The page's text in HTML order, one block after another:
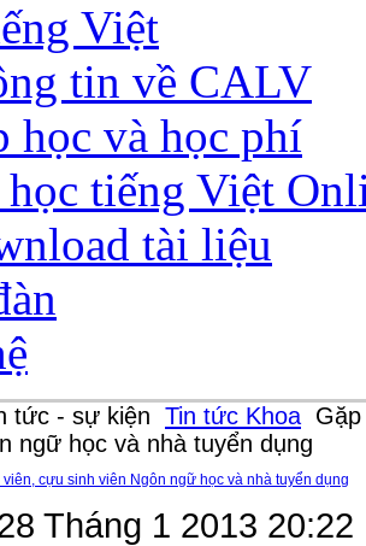
Việt
tin về CALV
học và học phí
tiếng Việt
tài liệu
tức - sự kiện Tin tức Khoa
ngữ học và nhà tuyển dụng
cựu sinh viên Ngôn ngữ học và nhà tuyển dụng
Tháng 1 2013 20:22